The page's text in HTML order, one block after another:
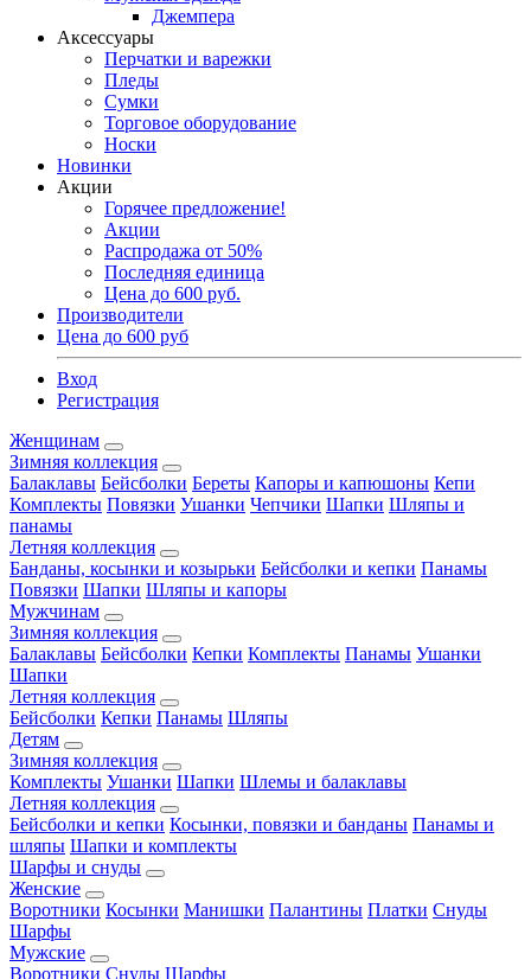
Джемпера
Аксессуары
Перчатки и варежки
Пледы
Сумки
Торговое оборудование
Носки
Новинки
Акции
Горячее предложение!
Акции
Распродажа от 50%
Последняя единица
Цена до 600 руб.
Производители
Цена до 600 руб
Вход
Регистрация
Женщинам
Зимняя коллекция
Балаклавы Бейсболки Береты Капоры и капюшоны Кепи
Комплекты Повязки Ушанки Чепчики Шапки Шляпы и
панамы
Летняя коллекция
Банданы, косынки и козырьки Бейсболки и кепки Панамы
Повязки Шапки Шляпы и капоры
Мужчинам
Зимняя коллекция
Балаклавы Бейсболки Кепки Комплекты Панамы Ушанки
Шапки
Летняя коллекция
Бейсболки Кепки Панамы Шляпы
Детям
Зимняя коллекция
Комплекты Ушанки Шапки Шлемы и балаклавы
Летняя коллекция
Бейсболки и кепки Косынки, повязки и банданы Панамы и
шляпы Шапки и комплекты
Шарфы и снуды
Женские
Воротники Косынки Манишки Палантины Платки Снуды
Шарфы
Мужские
Воротники Снуды Шарфы